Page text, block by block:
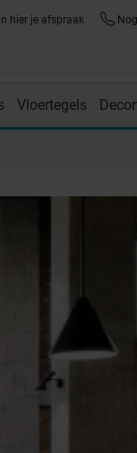
hier je afspraak Nog
Vloertegels